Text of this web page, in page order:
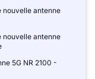
nouvelle antenne
nouvelle antenne
5G NR 2100 -